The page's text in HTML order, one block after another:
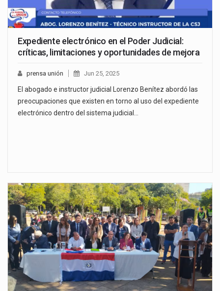
Expediente electrónico en el Poder Judicial:
críticas, limitaciones y oportunidades de mejora
prensa unión Jun 25, 2025
El abogado e instructor judicial Lorenzo Benítez abordó las
preocupaciones que existen en torno al uso del expediente
electrónico dentro del sistema judicial…